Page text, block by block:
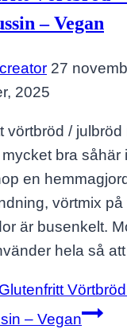
– Vegan
27
2025
vörtbröd /
bra såhär
en
vörtmix på
är busenkelt.
hela så
Glutenfritt
– Vegan